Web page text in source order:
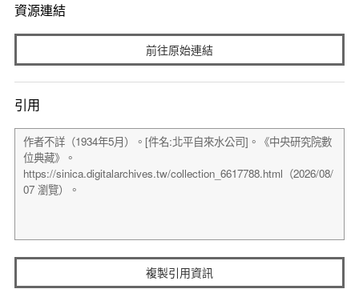
資源連結
前往原始連結
引用
複製引用資訊